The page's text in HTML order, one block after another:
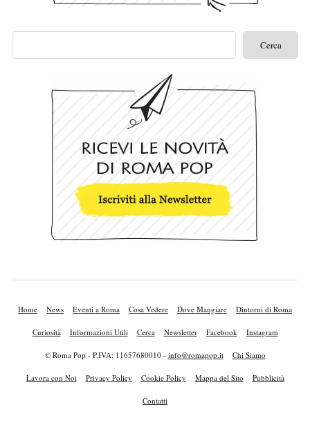
Home News Eventi a Roma Cosa Vedere Dove Mangiare Dintorni di Roma
Curiosità Informazioni Utili Cerca Newsletter Facebook Instagram
© Roma Pop - P.IVA: 11657680010 - info@romapop.it Chi Siamo
Lavora con Noi Privacy Policy Cookie Policy Mappa del Sito Pubblicità
Contatti